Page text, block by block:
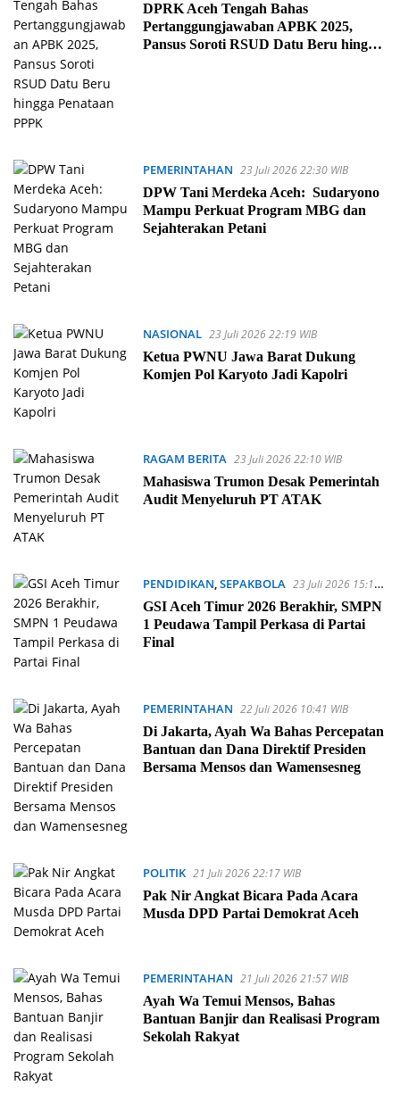
DPRK Aceh Tengah Bahas
Pertanggungjawaban APBK 2025,
Pansus Soroti RSUD Datu Beru hingga
PEMERINTAHAN 23 Juli 2026 22:30 WIB
DPW Tani Merdeka Aceh: Sudaryono
Mampu Perkuat Program MBG dan
Sejahterakan Petani
NASIONAL 23 Juli 2026 22:19 WIB
Ketua PWNU Jawa Barat Dukung
Komjen Pol Karyoto Jadi Kapolri
RAGAM BERITA 23 Juli 2026 22:10 WIB
Mahasiswa Trumon Desak Pemerintah
Audit Menyeluruh PT ATAK
PENDIDIKAN,SEPAKBOLA 23 Juli 2026 15:12
WIB
GSI Aceh Timur 2026 Berakhir, SMPN
1 Peudawa Tampil Perkasa di Partai
Final
PEMERINTAHAN 22 Juli 2026 10:41 WIB
Di Jakarta, Ayah Wa Bahas Percepatan
Bantuan dan Dana Direktif Presiden
Bersama Mensos dan Wamensesneg
POLITIK 21 Juli 2026 22:17 WIB
Pak Nir Angkat Bicara Pada Acara
Musda DPD Partai Demokrat Aceh
PEMERINTAHAN 21 Juli 2026 21:57 WIB
Ayah Wa Temui Mensos, Bahas
Bantuan Banjir dan Realisasi Program
Sekolah Rakyat